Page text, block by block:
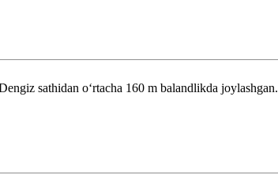
sathidan oʻrtacha 160 m balandlikda joylashgan.